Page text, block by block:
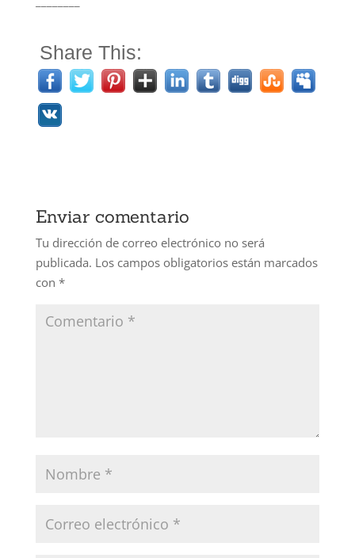
Share This:
Enviar comentario
Tu dirección de correo electrónico no será
publicada. Los campos obligatorios están marcados
con *